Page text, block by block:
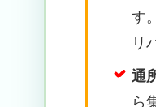
す
リ
通
ら